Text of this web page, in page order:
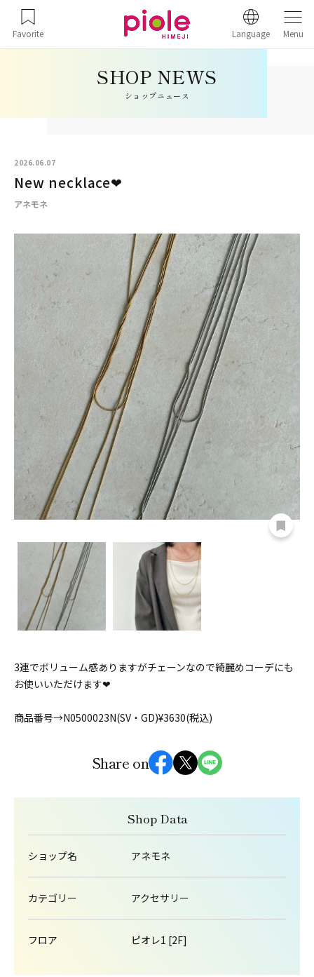
Favorite Language Menu
ショップニュース
2026.06.07
New necklace❤︎
アネモネ
3連でボリューム感ありますがチェーンなので綺麗めコーデにも
お使いいただけます❤︎
商品番号→N0500023N(SV・GD)¥3630(税込)
Share on
Shop Data
ショップ名 アネモネ
カテゴリー アクセサリー
フロア ピオレ1 [2F]